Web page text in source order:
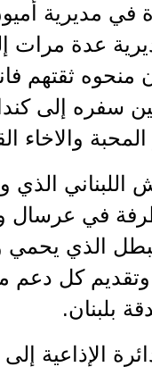
في مديرية
عدة مرات
منحوه ثقتهم
سفره إلى
المحبة والاخاء
اللبناني
في عرسال
الذي يحمي
وتقديم كل دعم
بلبنان.
الإذاعية